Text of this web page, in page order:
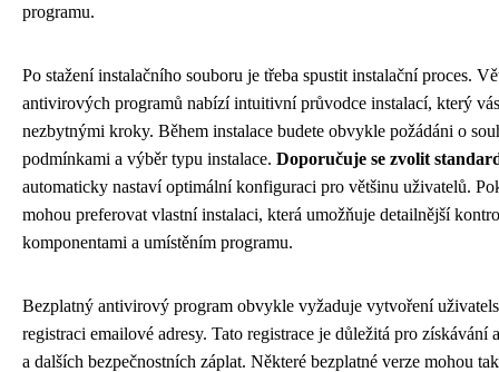
programu.
Po stažení instalačního souboru je třeba spustit instalační proces.
antivirových programů nabízí intuitivní průvodce instalací, který
nezbytnými kroky. Během instalace budete obvykle požádáni o
podmínkami a výběr typu instalace. Doporučuje se zvolit
automaticky nastaví optimální konfiguraci pro většinu uživatelů.
mohou preferovat vlastní instalaci, která umožňuje detailnější
komponentami a umístěním programu.
Bezplatný antivirový program obvykle vyžaduje vytvoření
registraci emailové adresy. Tato registrace je důležitá pro
a dalších bezpečnostních záplat. Některé bezplatné verze mohou